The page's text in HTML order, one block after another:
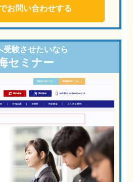
お問い合わせする
受験させたいなら
セミナー